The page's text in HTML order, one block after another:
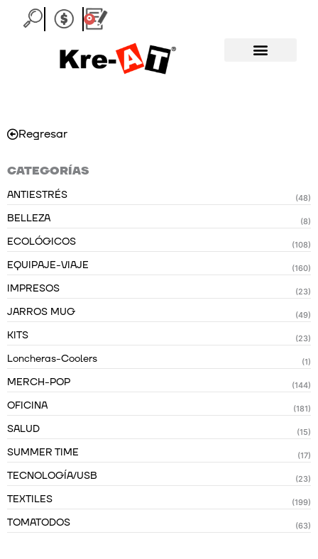
0
Carrito
Regresar
CATEGORÍAS
ANTIESTRÉS (48)
BELLEZA (8)
ECOLÓGICOS (108)
EQUIPAJE-VIAJE (160)
IMPRESOS (23)
JARROS MUG (49)
KITS (23)
Loncheras-Coolers (1)
MERCH-POP (144)
OFICINA (181)
SALUD (15)
SUMMER TIME (17)
TECNOLOGÍA/USB (23)
TEXTILES (199)
TOMATODOS (63)